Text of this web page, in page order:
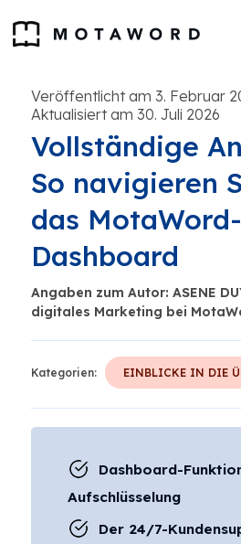
Veröffentlicht am 3. Februar
Aktualisiert am 30. Juli 2026
Vollständige
So navigieren
das MotaWord-
Dashboard
Angaben zum Autor: ASENE
digitales Marketing bei
Kategorien: EINBLICKE IN DIE
Dashboard-
Aufschlüsselung
Der 24/7-